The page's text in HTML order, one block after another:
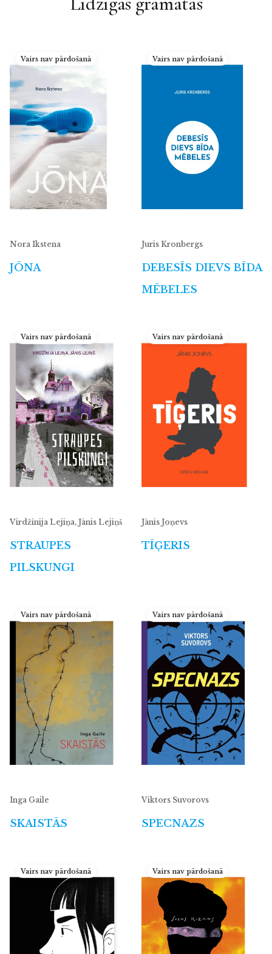
Vairs nav pārdošanā
Nora Ikstena
JŌNA
Vairs nav pārdošanā
Juris Kronbergs
DEBESĪS DIEVS BĪDA
MĒBELES
Vairs nav pārdošanā
Virdžīnija Lejiņa, Jānis Lejiņš
STRAUPES
PILSKUNGI
Vairs nav pārdošanā
Jānis Joņevs
TĪĢERIS
Vairs nav pārdošanā
Inga Gaile
SKAISTĀS
Vairs nav pārdošanā
Viktors Suvorovs
SPECNAZS
Vairs nav pārdošanā Vairs nav pārdošanā